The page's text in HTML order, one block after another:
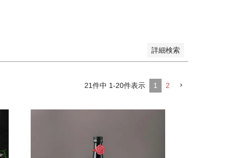
詳細検索
21件中 1-20件表示 1 2